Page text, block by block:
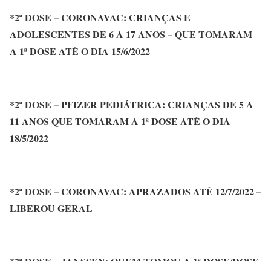
*2ª DOSE – CORONAVAC: CRIANÇAS E
ADOLESCENTES DE 6 A 17 ANOS – QUE TOMARAM
A 1ª DOSE ATÉ O DIA 15/6/2022
*2ª DOSE – PFIZER PEDIÁTRICA: CRIANÇAS DE 5 A
11 ANOS QUE TOMARAM A 1ª DOSE ATÉ O DIA
18/5/2022
*2ª DOSE – CORONAVAC: APRAZADOS ATÉ 12/7/2022 –
LIBEROU GERAL